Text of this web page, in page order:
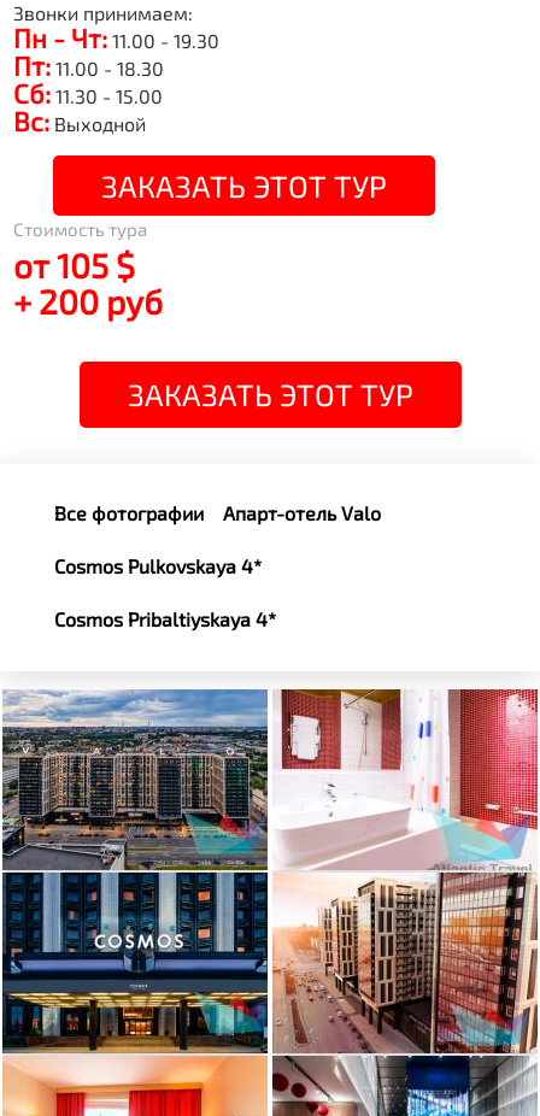
Звонки принимаем:
Пн - Чт: 11.00 - 19.30
Пт: 11.00 - 18.30
Сб: 11.30 - 15.00
Вс: Выходной
ЗАКАЗАТЬ ЭТОТ ТУР
Стоимость тура
от 105 $
+ 200 руб
ЗАКАЗАТЬ ЭТОТ ТУР
Все фотографии Апарт-отель Valo
Cosmos Pulkovskaya 4*
Cosmos Pribaltiyskaya 4*